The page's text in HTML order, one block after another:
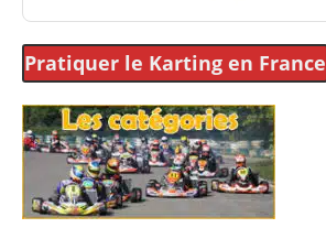
Pratiquer le Karting en France